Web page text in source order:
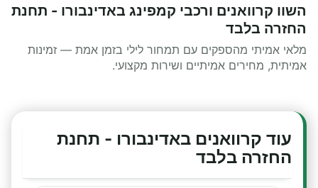
השוו קרוואנים ורכבי קמפינג באדינבורו - תחנת
החזרה בלבד
מלאי אמיתי מהספקים עם תמחור לילי בזמן אמת — זמינות
אמיתית, מחירים אמיתיים ושירות מקצועי.
עוד קרוואנים באדינבורו - תחנת
החזרה בלבד